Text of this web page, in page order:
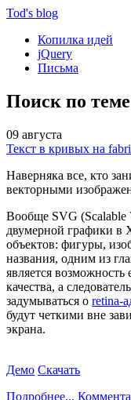
Tod's blog
Копилка идей
jQuery
Письма
Поиск по
09 августа
Текст в кривых на
Наверняка все, кто
векторными
Вообще SVG (Scalable
двумерной графики в
объектов: фигуры,
названия, одним из
является возможность
качества, а
задумываться о retina-
будут четкими вне
экрана.
Демо Скачать
Подробнее...